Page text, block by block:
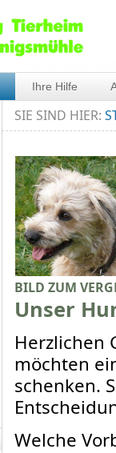
Ihre Hilfe
SIE SIND HIER:
BILD ZUM
Unser
Herzlichen
möchten
schenken.
Welche